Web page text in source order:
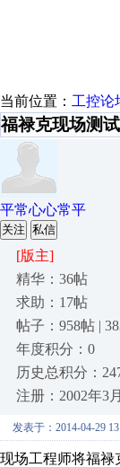
当前位置： 工控论
福禄克现场测试
平常心心常平
关注 私信
[版主]
精华：36帖
求助：17帖
帖子：958帖 |
年度积分：0
历史总积分：
注册：2002年3
发表于：2014-04-29
现场工程师将福禄